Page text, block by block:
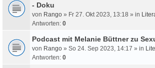
- Doku
von Rango » Fr 27. Okt 2023, 13:18 » in
Antworten: 0
Podcast mit Melanie Büttner zu
von Rango » So 24. Sep 2023, 14:17 » in
Antworten: 0